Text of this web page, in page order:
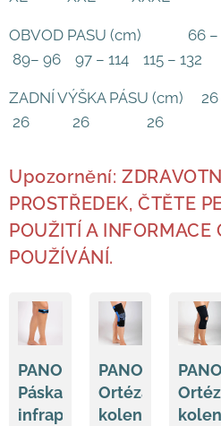
OBVOD PASU (cm) 66 –
89– 96 97 – 114 115 – 132
ZADNÍ VÝŠKA
26 26 26
Upozornění:
PROSTŘEDEK, ČTĚTE
POUŽITÍ A INFORMACE
POUŽÍVÁNÍ.
PANOP
Páska
infrapatelární
PANOP
Ortéza
kolenní